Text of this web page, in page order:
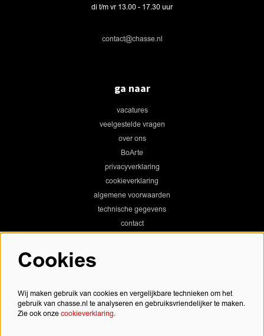
di t/m vr 13.00 - 17.30 uur
contact@chasse.nl
ga naar
vacatures
veelgestelde vragen
over ons
BoArte
privacyverklaring
cookieverklaring
algemene voorwaarden
technische gegevens
contact
Cookies
Wij maken gebruik van cookies en vergelijkbare technieken om het
gebruik van chasse.nl te analyseren en gebruiksvriendelijker te maken.
Zie ook onze cookieverklaring.